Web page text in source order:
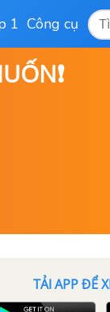
1 Công cụ
TẢI APP ĐỂ